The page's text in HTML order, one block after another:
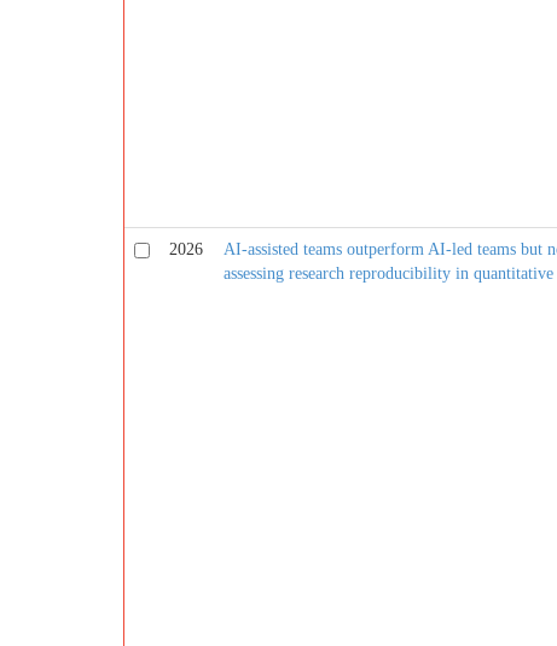
2026
AI-assisted teams outperform AI-led teams but
assessing research reproducibility in quantitative